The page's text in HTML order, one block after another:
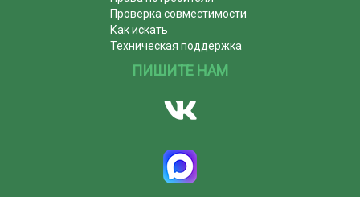
Проверка совместимости
Как искать
Техническая поддержка
ПИШИТЕ НАМ